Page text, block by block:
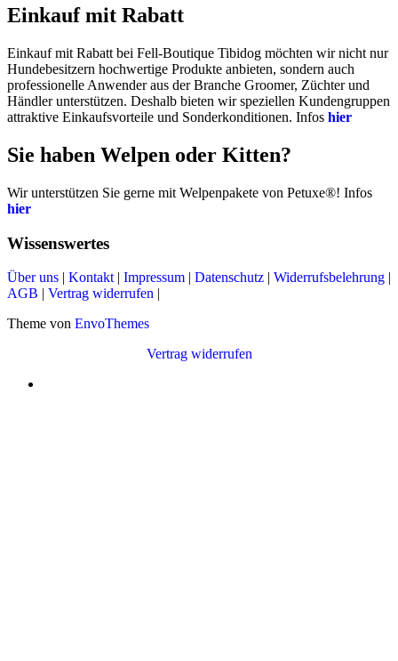
Einkauf mit Rabatt
Einkauf mit Rabatt bei Fell-Boutique Tibidog möchten wir nicht nur
Hundebesitzern hochwertige Produkte anbieten, sondern auch
professionelle Anwender aus der Branche Groomer, Züchter und
Händler unterstützen. Deshalb bieten wir speziellen Kundengruppen
attraktive Einkaufsvorteile und Sonderkonditionen. Infos hier
Sie haben Welpen oder Kitten?
Wir unterstützen Sie gerne mit Welpenpakete von Petuxe®! Infos
hier
Wissenswertes
Über uns | Kontakt | Impressum | Datenschutz | Widerrufsbelehrung |
AGB | Vertrag widerrufen |
Theme von EnvoThemes
Vertrag widerrufen